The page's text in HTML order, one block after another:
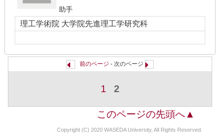
助手
理工学術院 大学院先進理工学研究科
前のページ - 次のページ
1 2
このページの先頭へ▲
Copyright (C) 2020 WASEDA University, All Rights Reserved.